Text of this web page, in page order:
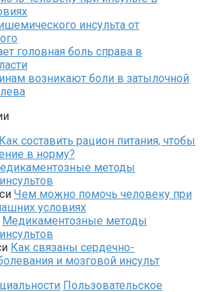
инсульта от
головная боль справа в
возникают боли в затылочной
Как составить рацион питания, чтобы
в норму?
методы
Чем можно помочь человеку при
условиях
Медикаментозные методы
Как связаны сердечно-
и мозговой инсульт
Пользовательское